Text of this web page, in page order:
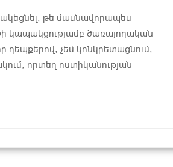
թե մասնավորապես
ծառայողական
դեպքերով, չեմ կոնկրետացնում,
որտեղ ոստիկանության